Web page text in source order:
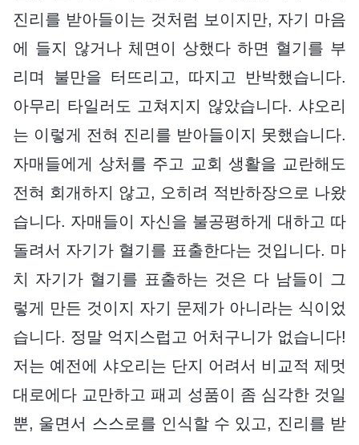
진리를 받아들이는 것처럼 보이지만, 자기 마음
에 들지 않거나 체면이 상했다 하면 혈기를 부
리며 불만을 터뜨리고, 따지고 반박했습니다.
아무리 타일러도 고쳐지지 않았습니다. 샤오리
는 이렇게 전혀 진리를 받아들이지 못했습니다.
자매들에게 상처를 주고 교회 생활을 교란해도
전혀 회개하지 않고, 오히려 적반하장으로 나왔
습니다. 자매들이 자신을 불공평하게 대하고 따
돌려서 자기가 혈기를 표출한다는 것입니다. 마
치 자기가 혈기를 표출하는 것은 다 남들이 그
렇게 만든 것이지 자기 문제가 아니라는 식이었
습니다. 정말 억지스럽고 어처구니가 없습니다!
저는 예전에 샤오리는 단지 어려서 비교적 제멋
대로에다 교만하고 패괴 성품이 좀 심각한 것일
뿐, 울면서 스스로를 인식할 수 있고, 진리를 받